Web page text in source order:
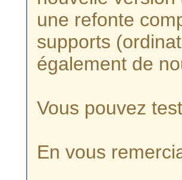
une refonte
supports
également de
Vous pouvez
En vous